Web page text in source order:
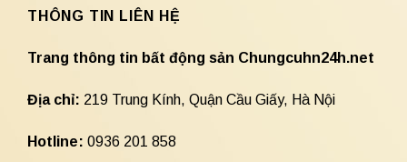
THÔNG TIN LIÊN HỆ
Trang thông tin bất động sản Chungcuhn24h.net
Địa chỉ: 219 Trung Kính, Quận Cầu Giấy, Hà Nội
Hotline: 0936 201 858